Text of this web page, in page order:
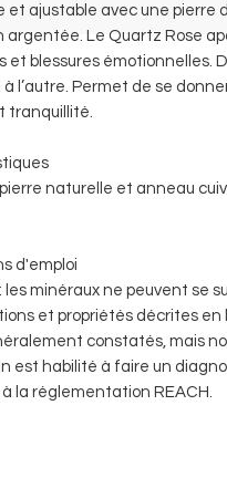
et ajustable avec une pierre
argentée. Le Quartz Rose
et blessures émotionnelles.
à l’autre. Permet de se
tranquillité.
naturelle et anneau
d'emploi
minéraux ne peuvent se
et propriétés décrites
constatés, mais
est habilité à faire un
la réglementation REACH.